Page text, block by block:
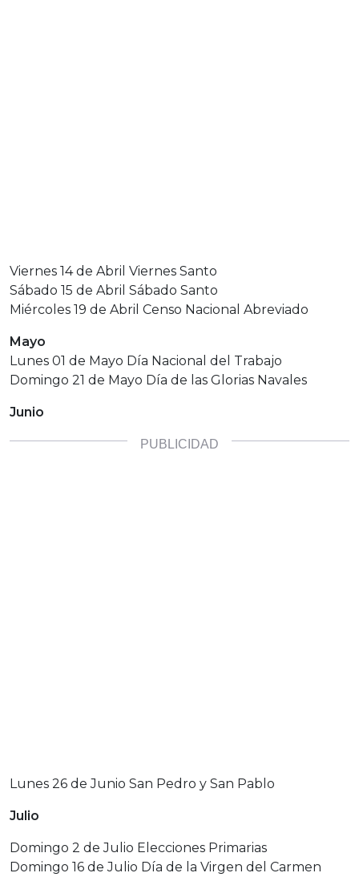
Viernes 14 de Abril Viernes Santo
Sábado 15 de Abril Sábado Santo
Miércoles 19 de Abril Censo Nacional Abreviado
Mayo
Lunes 01 de Mayo Día Nacional del Trabajo
Domingo 21 de Mayo Día de las Glorias Navales
Junio
Lunes 26 de Junio San Pedro y San Pablo
Julio
Domingo 2 de Julio Elecciones Primarias
Domingo 16 de Julio Día de la Virgen del Carmen